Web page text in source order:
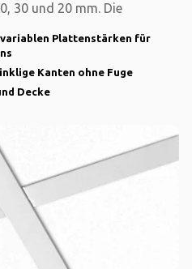
30 und 20 mm. Die
Plattenstärken für
Kanten ohne Fuge
Decke